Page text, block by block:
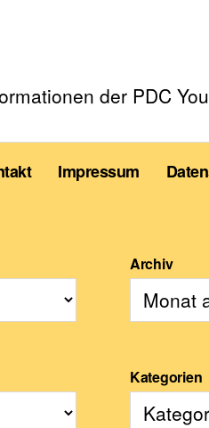
der PDC
Impressum
Archiv
Kategorien